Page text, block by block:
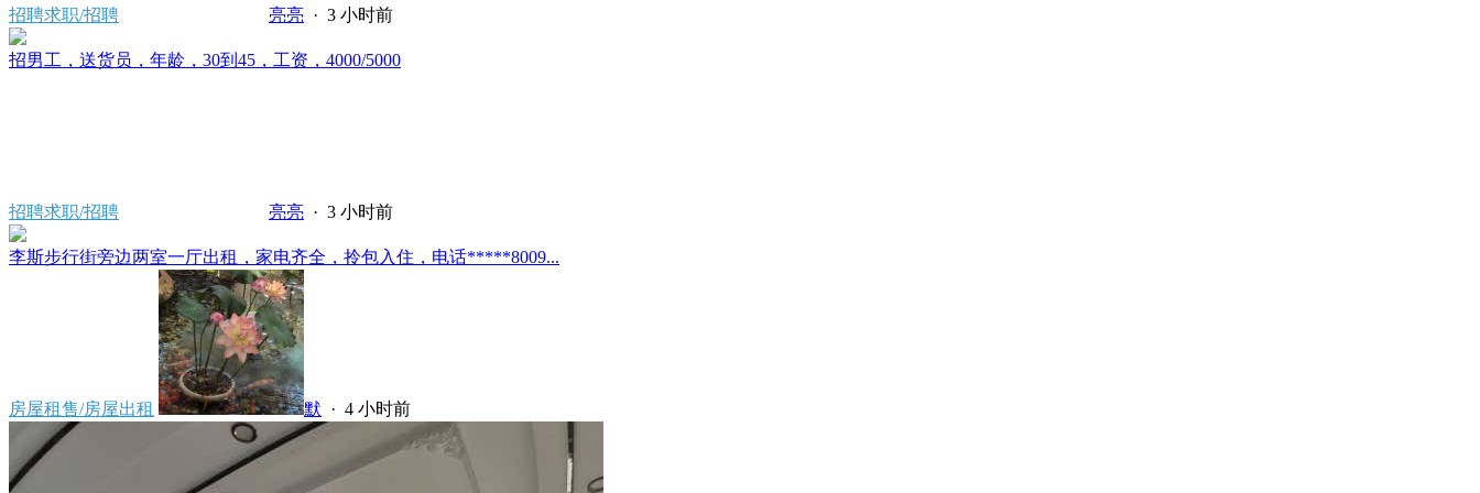
招聘求职/招聘 亮亮 · 3 小时前
招男工，送货员，年龄，30到45，工资，4000/5000
招聘求职/招聘 亮亮 · 3 小时前
李斯步行街旁边两室一厅出租，家电齐全，拎包入住，电话*****8009...
房屋租售/房屋出租 默 · 4 小时前